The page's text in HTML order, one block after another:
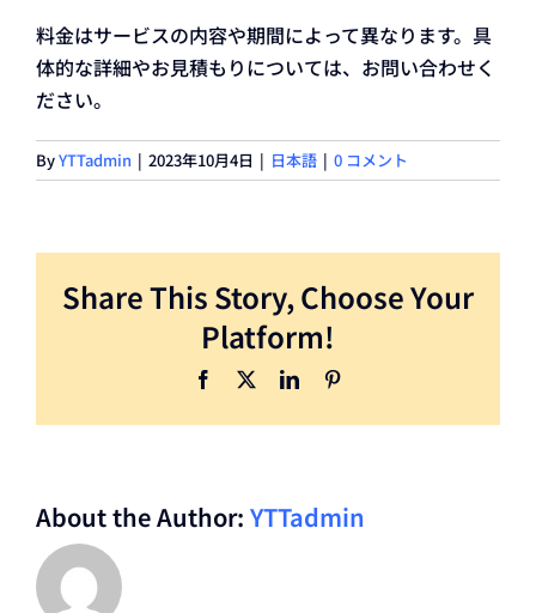
料金はサービスの内容や期間によって異なります。具
体的な詳細やお見積もりについては、お問い合わせく
ださい。
ByYTTadmin | 2023年10月4日 | 日本語 | 0 コメント
Share This Story, Choose Your
Platform!
Facebook LinkedIn
About the Author: YTTadmin